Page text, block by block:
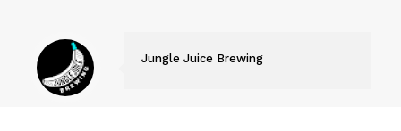
Jungle Juice Brewing